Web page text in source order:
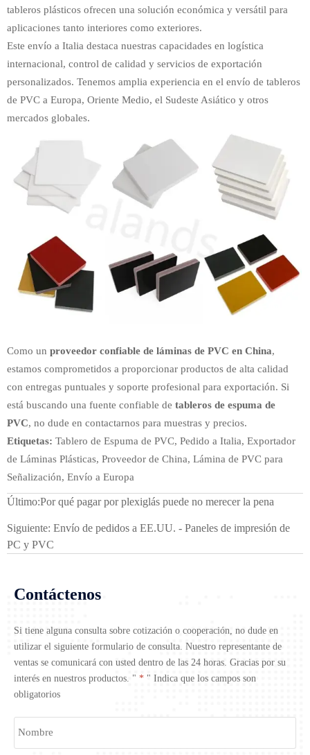
tableros plásticos ofrecen una solución económica y versátil para
aplicaciones tanto interiores como exteriores.
Este envío a Italia destaca nuestras capacidades en logística
internacional, control de calidad y servicios de exportación
personalizados. Tenemos amplia experiencia en el envío de tableros
de PVC a Europa, Oriente Medio, el Sudeste Asiático y otros
mercados globales.
Como un proveedor confiable de láminas de PVC en China,
estamos comprometidos a proporcionar productos de alta calidad
con entregas puntuales y soporte profesional para exportación. Si
está buscando una fuente confiable de tableros de espuma de
PVC, no dude en contactarnos para muestras y precios.
Etiquetas: Tablero de Espuma de PVC, Pedido a Italia, Exportador
de Láminas Plásticas, Proveedor de China, Lámina de PVC para
Señalización, Envío a Europa
Último:Por qué pagar por plexiglás puede no merecer la pena
Siguiente: Envío de pedidos a EE.UU. - Paneles de impresión de
PC y PVC
Contáctenos
Si tiene alguna consulta sobre cotización o cooperación, no dude en
utilizar el siguiente formulario de consulta. Nuestro representante de
ventas se comunicará con usted dentro de las 24 horas. Gracias por su
interés en nuestros productos. " * " Indica que los campos son
obligatorios